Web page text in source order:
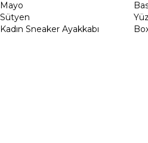
Mayo
Sütyen
Kadın Sneaker Ayakkabı